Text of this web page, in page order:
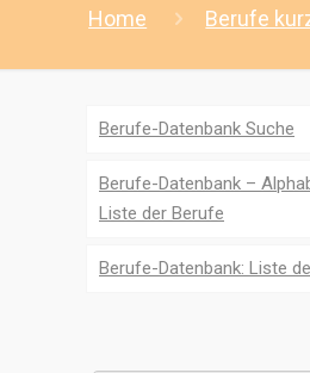
Home Berufe
Berufe-Datenbank Suche
Berufe-Datenbank –
Liste der Berufe
Berufe-Datenbank: Liste